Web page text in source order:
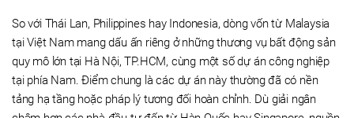
So với Thái Lan, Philippines hay Indonesia, dòng vốn từ Malaysia
tại Việt Nam mang dấu ấn riêng ở những thương vụ bất động sản
quy mô lớn tại Hà Nội, TP.HCM, cùng một số dự án công nghiệp
tại phía Nam. Điểm chung là các dự án này thường đã có nền
tảng hạ tầng hoặc pháp lý tương đối hoàn chỉnh. Dù giải ngân